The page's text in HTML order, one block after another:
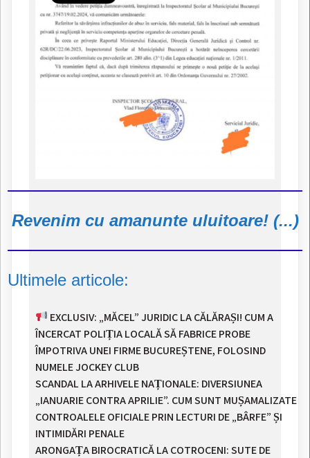
Revenim cu amanunte uluitoare! (...)
Ultimele articole:
EXCLUSIV: „MĂCEL” JURIDIC LA CĂLĂRAȘI! CUM A
ÎNCERCAT POLIȚIA LOCALĂ SĂ FABRICE PROBE
ÎMPOTRIVA UNEI FIRME BUCUREȘTENE, FOLOSIND
NUMELE JOCKEY CLUB
SCANDAL LA ARHIVELE NAȚIONALE: DIVERSIUNEA
„IANUARIE CONTRA APRILIE”. CUM SUNT MUȘAMALIZATE
CONTROALELE OFICIALE PRIN LECTURI DE „BÂRFE” ȘI
INTIMIDĂRI PENALE
ARONGAȚA BIROCRATICĂ LA COTROCENI: SUTE DE